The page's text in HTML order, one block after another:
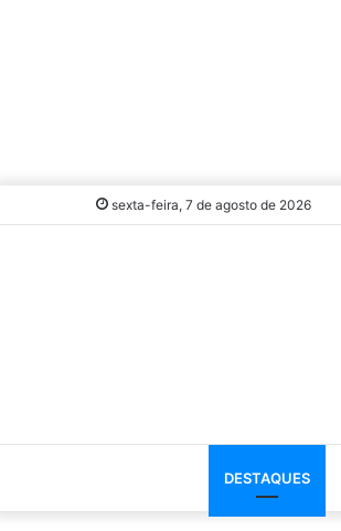
sexta-feira, 7 de agosto de 2026
DESTAQUES